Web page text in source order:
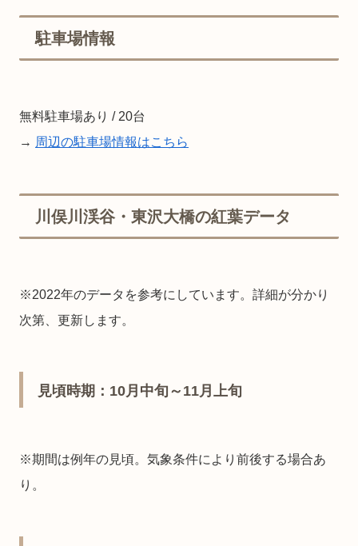
駐車場情報
無料駐車場あり / 20台
→ 周辺の駐車場情報はこちら
川俣川渓谷・東沢大橋の紅葉データ
※2022年のデータを参考にしています。詳細が分かり
次第、更新します。
見頃時期：10月中旬～11月上旬
※期間は例年の見頃。気象条件により前後する場合あ
り。